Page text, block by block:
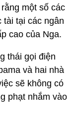
một số các
tài tại các ngân
cao của Nga.
thái gọi điện
và hai nhà
sẽ không có
phạt nhắm vào